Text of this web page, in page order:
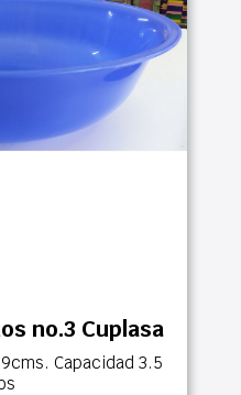
no.3 Cuplasa
Capacidad 3.5